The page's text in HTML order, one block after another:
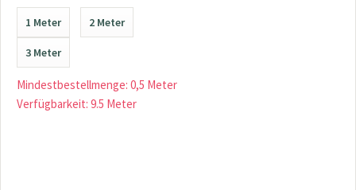
1 Meter 2 Meter
3 Meter
Mindestbestellmenge: 0,5 Meter
Verfügbarkeit: 9.5 Meter